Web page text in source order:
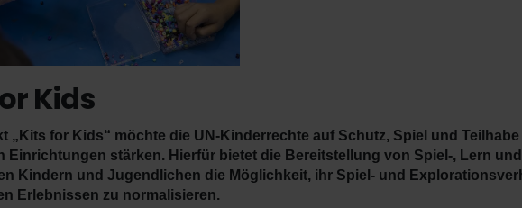
Kids
„Kits for Kids“ möchte die UN-Kinderrechte auf Schutz, Spiel und
Einrichtungen stärken. Hierfür bietet die Bereitstellung von Spiel-, Lern
Kindern und Jugendlichen die Möglichkeit, ihr Spiel- und
Erlebnissen zu normalisieren.